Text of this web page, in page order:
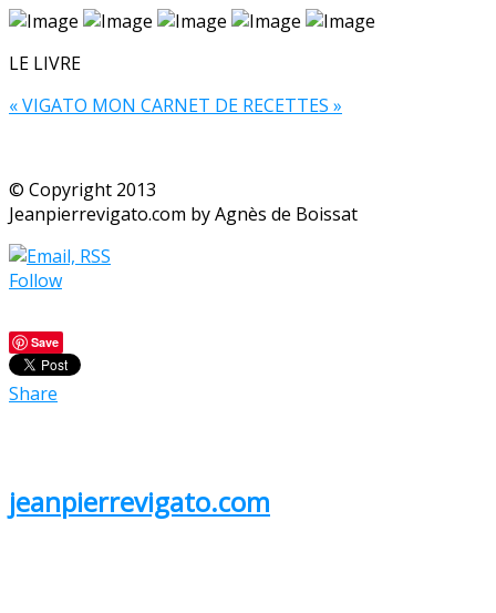
LE LIVRE
« VIGATO MON CARNET DE RECETTES »
© Copyright 2013
Jeanpierrevigato.com by Agnès de Boissat
Follow
Save
Share
jeanpierrevigato.com